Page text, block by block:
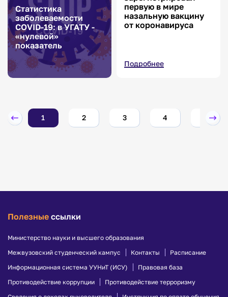
Статистика
заболеваемости
COVID-19: в УГАТУ -
«нулевой»
показатель
первую в мире
назальную вакцину
от коронавируса
Подробнее
1 2 3 4
Полезные ссылки
Министерство науки и высшего образования
Межвузовский студенческий кампус
Контакты
Расписание
Информационная система УУНиТ (ИСУ)
Правовая база
Противодействие коррупции
Противодействие терроризму